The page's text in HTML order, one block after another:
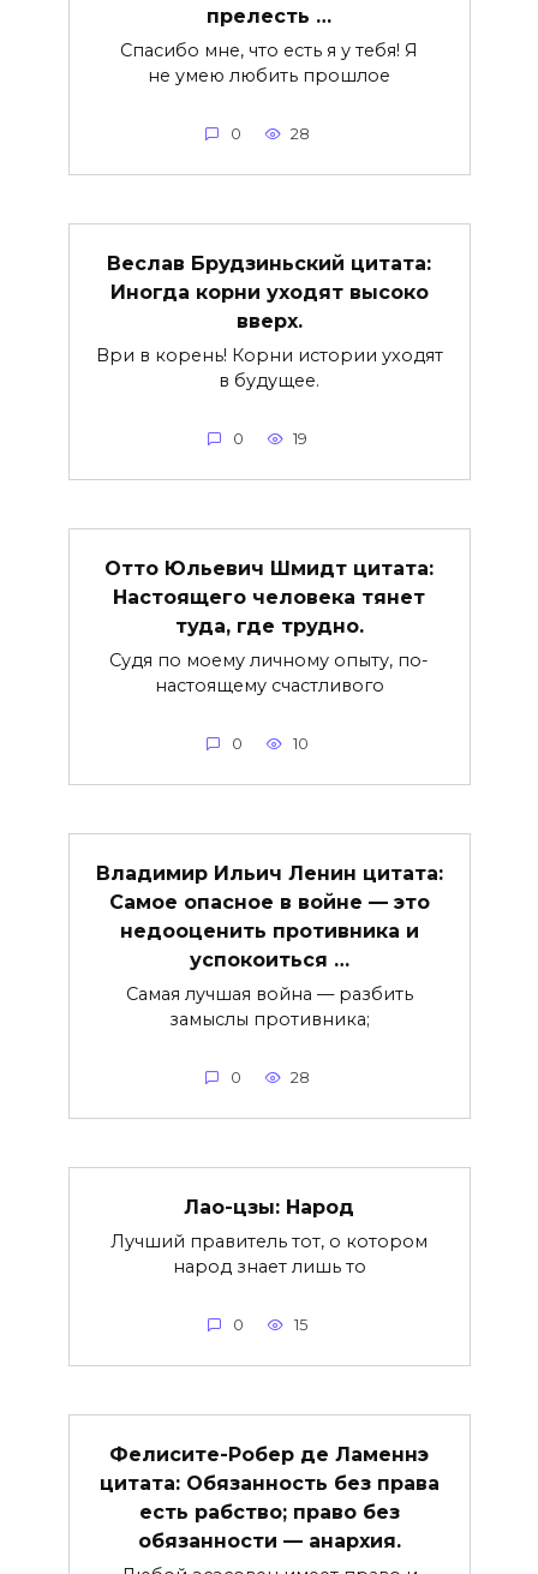
прелесть …
Спасибо мне, что есть я у тебя! Я
не умею любить прошлое
0 28
Веслав Брудзиньский цитата:
Иногда корни уходят высоко
вверх.
Ври в корень! Корни истории уходят
в будущее.
0 19
Отто Юльевич Шмидт цитата:
Настоящего человека тянет
туда, где трудно.
Судя по моему личному опыту, по-
настоящему счастливого
0 10
Владимир Ильич Ленин цитата:
Самое опасное в войне — это
недооценить противника и
успокоиться …
Самая лучшая война — разбить
замыслы противника;
0 28
Лао-цзы: Народ
Лучший правитель тот, о котором
народ знает лишь то
0 15
Фелисите-Робер де Ламеннэ
цитата: Обязанность без права
есть рабство; право без
обязанности — анархия.